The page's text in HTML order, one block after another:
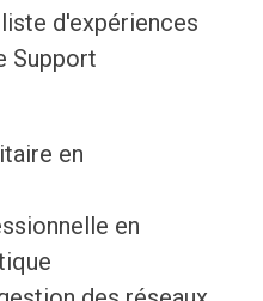
d'expériences
Support
en
en